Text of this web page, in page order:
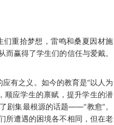
们重拾梦想，雷鸣和桑夏因材施
赢得了学生们的信任与爱戴。
应有之义。如今的教育是“以人为
顺应学生的禀赋，提升学生的潜
剧集最根源的话题——“教愈”。
所遭遇的困境各不相同，但在老